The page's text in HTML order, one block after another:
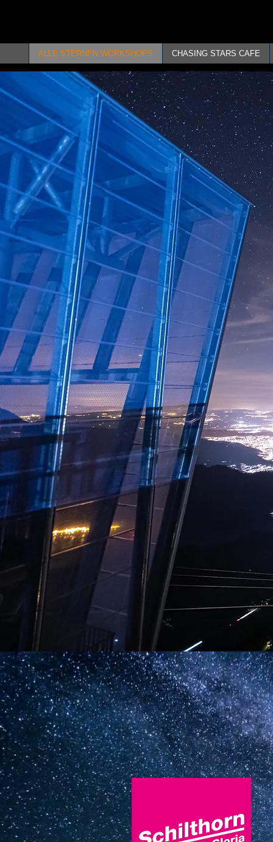
ALLE STERNEN WORKSHOPS CHASING STARS CAFE